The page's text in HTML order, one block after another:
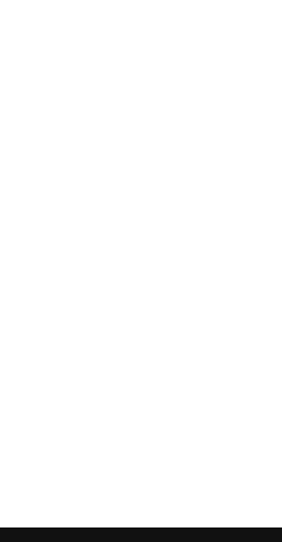
и внедренной системы
и адреса производственных
обеспечении,
любую информацию,
сертификации с учетом
проводится
в Руководство по
и вспомогательных
схему организации).
выдавший